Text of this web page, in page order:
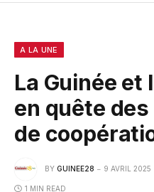
A LA UNE
La Guinée et
en quête
de
BY GUINEE28 9 AVRIL 2025
1 MIN READ